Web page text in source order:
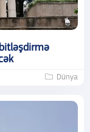
Dünya